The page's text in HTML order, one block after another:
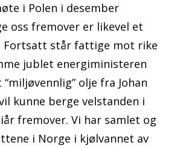
i Polen i desember
oss fremover er likevel et
Fortsatt står fattige mot rike
jublet energiministeren
olje fra Johan
kunne berge velstanden i
fremover. Vi har samlet og
i Norge i kjølvannet av